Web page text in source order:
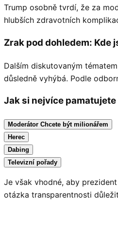
Trump osobně tvrdí, že za
hlubších zdravotních
Zrak pod dohledem: Kde
Dalším diskutovaným
důsledně vyhýbá. Podle
Jak si nejvíce
Moderátor Chcete být milionářem
Herec
Dabing
Televizní pořady
Je však vhodné, aby
otázka transparentnosti